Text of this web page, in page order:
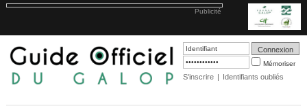
Publicité
Mémoriser
S'inscrire | Identifiants oubliés